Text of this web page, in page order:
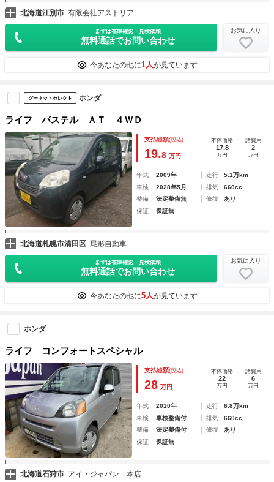
北海道江別市 有限会社アストリア
まずは在庫確認・見積依頼
無料通話でお問い合わせ
お気に入り
今あなたの他に1人が見ています
グーネットセレクト ホンダ
ライフ パステル ＡＴ ４ＷＤ
支払総額(税込)
19.8 万円
本体価格
17.8
万円
諸費用
2
万円
年式 2009年 走行
5.1万km
車検
2028年5月 排気
660cc
整備
法定整備無 修復
あり
保証
保証無
北海道札幌市清田区 尾形自動車
まずは在庫確認・見積依頼
無料通話でお問い合わせ
お気に入り
今あなたの他に5人が見ています
ホンダ
ライフ コンフォートスペシャル
支払総額(税込)
28 万円
本体価格
22
万円
諸費用
6
万円
年式 2010年 走行
6.8万km
車検
車検整備付 排気
660cc
整備
法定整備付 修復
あり
保証
保証無
北海道石狩市 アイ・ジャパン 本店